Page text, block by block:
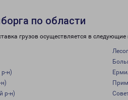
по области
грузов осуществляется в следующие
н)
р-н)